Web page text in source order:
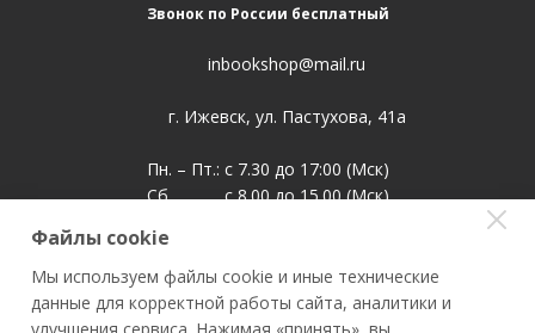
Звонок по России бесплатный
inbookshop@mail.ru
г. Ижевск, ул. ​Пастухова, 41а
Пн. – Пт.: с 7.30 до 17:00 (Мск)
Сб. с 8.00 до 15.00 (Мск)
Файлы cookie
Мы используем файлы cookie и иные технические
данные для корректной работы сайта, аналитики и